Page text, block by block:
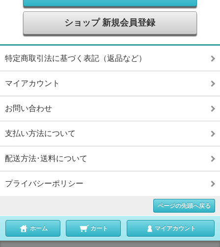
ショップ 新規会員登録
特定商取引法に基づく表記（返品など）
マイアカウント
お問い合わせ
支払い方法について
配送方法･送料について
プライバシーポリシー
ページの先頭へ戻る
ホーム カート マイアカウント